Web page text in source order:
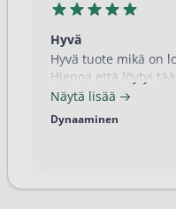
Hyvä
Hyvä tuote mikä on
Hienoa että löytyi
Näytä lisää
Dynaaminen